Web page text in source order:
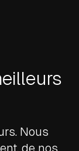
Nous
de nos